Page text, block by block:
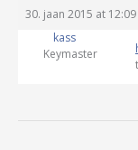
30. jaan 2015 at 12:09
kass
Keymaster